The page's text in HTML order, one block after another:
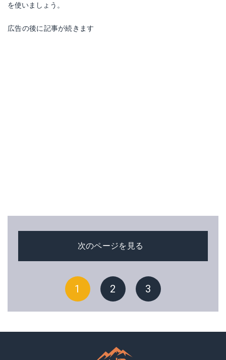
を使いましょう。
広告の後に記事が続きます
次のページを見る
1 2 3